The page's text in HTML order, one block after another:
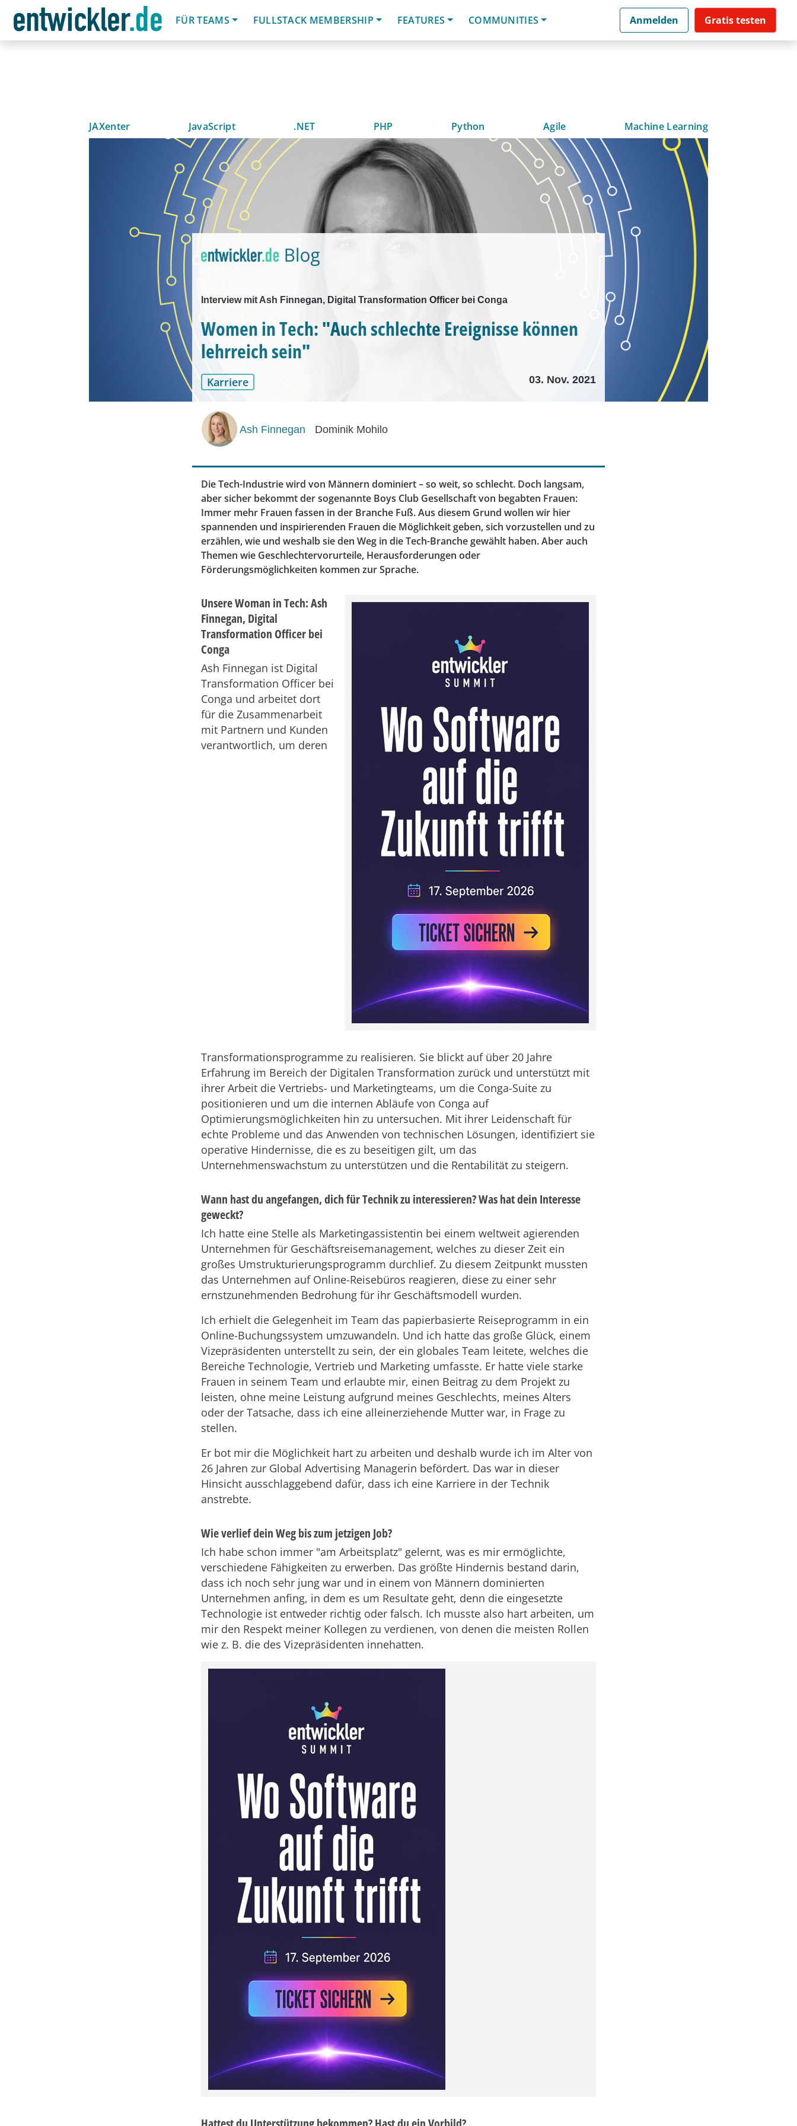
FÜR TEAMS
FULLSTACK MEMBERSHIP FEATURES COMMUNITIES Anmelden Gratis testen
JAXenter JavaScript .NET PHP Python Agile Machine Learning
Interview mit Ash Finnegan, Digital Transformation Officer bei Conga
Women in Tech: "Auch schlechte Ereignisse können
lehrreich sein"
Karriere 03. Nov. 2021
Ash Finnegan Dominik Mohilo
Die Tech-Industrie wird von Männern dominiert – so weit, so schlecht. Doch langsam,
aber sicher bekommt der sogenannte Boys Club Gesellschaft von begabten Frauen:
Immer mehr Frauen fassen in der Branche Fuß. Aus diesem Grund wollen wir hier
spannenden und inspirierenden Frauen die Möglichkeit geben, sich vorzustellen und zu
erzählen, wie und weshalb sie den Weg in die Tech-Branche gewählt haben. Aber auch
Themen wie Geschlechtervorurteile, Herausforderungen oder
Förderungsmöglichkeiten kommen zur Sprache.
Unsere Woman in Tech: Ash
Finnegan, Digital
Transformation Officer bei
Conga
Ash Finnegan ist Digital
Transformation Officer bei
Conga und arbeitet dort
für die Zusammenarbeit
mit Partnern und Kunden
verantwortlich, um deren
Transformationsprogramme zu realisieren. Sie blickt auf über 20 Jahre
Erfahrung im Bereich der Digitalen Transformation zurück und unterstützt mit
ihrer Arbeit die Vertriebs- und Marketingteams, um die Conga-Suite zu
positionieren und um die internen Abläufe von Conga auf
Optimierungsmöglichkeiten hin zu untersuchen. Mit ihrer Leidenschaft für
echte Probleme und das Anwenden von technischen Lösungen, identifiziert sie
operative Hindernisse, die es zu beseitigen gilt, um das
Unternehmenswachstum zu unterstützen und die Rentabilität zu steigern.
Wann hast du angefangen, dich für Technik zu interessieren? Was hat dein Interesse
geweckt?
Ich hatte eine Stelle als Marketingassistentin bei einem weltweit agierenden
Unternehmen für Geschäftsreisemanagement, welches zu dieser Zeit ein
großes Umstrukturierungsprogramm durchlief. Zu diesem Zeitpunkt mussten
das Unternehmen auf Online-Reisebüros reagieren, diese zu einer sehr
ernstzunehmenden Bedrohung für ihr Geschäftsmodell wurden.
Ich erhielt die Gelegenheit im Team das papierbasierte Reiseprogramm in ein
Online-Buchungssystem umzuwandeln. Und ich hatte das große Glück, einem
Vizepräsidenten unterstellt zu sein, der ein globales Team leitete, welches die
Bereiche Technologie, Vertrieb und Marketing umfasste. Er hatte viele starke
Frauen in seinem Team und erlaubte mir, einen Beitrag zu dem Projekt zu
leisten, ohne meine Leistung aufgrund meines Geschlechts, meines Alters
oder der Tatsache, dass ich eine alleinerziehende Mutter war, in Frage zu
stellen.
Er bot mir die Möglichkeit hart zu arbeiten und deshalb wurde ich im Alter von
26 Jahren zur Global Advertising Managerin befördert. Das war in dieser
Hinsicht ausschlaggebend dafür, dass ich eine Karriere in der Technik
anstrebte.
Wie verlief dein Weg bis zum jetzigen Job?
Ich habe schon immer "am Arbeitsplatz" gelernt, was es mir ermöglichte,
verschiedene Fähigkeiten zu erwerben. Das größte Hindernis bestand darin,
dass ich noch sehr jung war und in einem von Männern dominierten
Unternehmen anfing, in dem es um Resultate geht, denn die eingesetzte
Technologie ist entweder richtig oder falsch. Ich musste also hart arbeiten, um
mir den Respekt meiner Kollegen zu verdienen, von denen die meisten Rollen
wie z. B. die des Vizepräsidenten innehatten.